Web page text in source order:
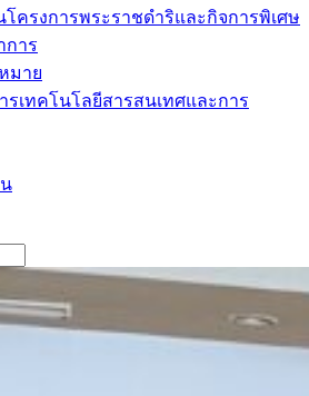
ครงการพระราชดำริและกิจการพิเศษ
การ
มาย
เทคโนโลยีสารสนเทศและการ
น